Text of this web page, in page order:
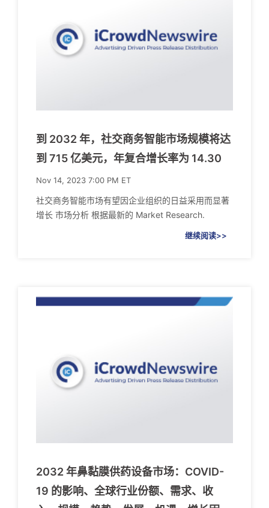
到 2032 年，社交商务智能市场规模将达
到 715 亿美元，年复合增长率为 14.30
Nov 14, 2023 7:00 PM ET
社交商务智能市场有望因企业组织的日益采用而显著
增长 市场分析 根据最新的 Market Research.
继续阅读>>
2032 年鼻黏膜供药设备市场：COVID-
19 的影响、全球行业份额、需求、收